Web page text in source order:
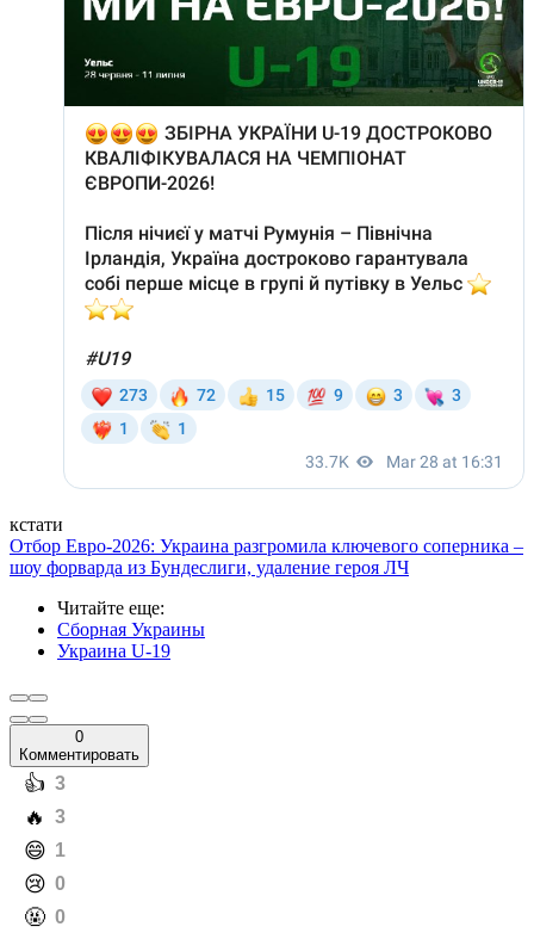
кстати
Отбор Евро-2026: Украина разгромила ключевого соперника –
шоу форварда из Бундеслиги, удаление героя ЛЧ
Читайте еще:
Сборная Украины
Украина U-19
0
Комментировать
️👍 3
️🔥 3
️😄 1
️😢 0
️🤬 0